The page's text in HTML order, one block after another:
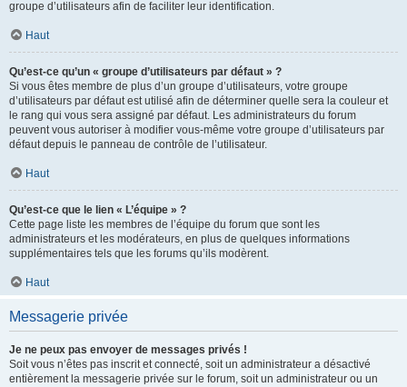
groupe d’utilisateurs afin de faciliter leur identification.
Haut
Qu’est-ce qu’un « groupe d’utilisateurs par défaut » ?
Si vous êtes membre de plus d’un groupe d’utilisateurs, votre groupe
d’utilisateurs par défaut est utilisé afin de déterminer quelle sera la couleur et
le rang qui vous sera assigné par défaut. Les administrateurs du forum
peuvent vous autoriser à modifier vous-même votre groupe d’utilisateurs par
défaut depuis le panneau de contrôle de l’utilisateur.
Haut
Qu’est-ce que le lien « L’équipe » ?
Cette page liste les membres de l’équipe du forum que sont les
administrateurs et les modérateurs, en plus de quelques informations
supplémentaires tels que les forums qu’ils modèrent.
Haut
Messagerie privée
Je ne peux pas envoyer de messages privés !
Soit vous n’êtes pas inscrit et connecté, soit un administrateur a désactivé
entièrement la messagerie privée sur le forum, soit un administrateur ou un